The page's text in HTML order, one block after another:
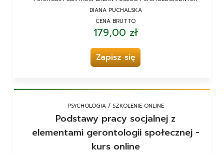
DIANA PUCHALSKA
CENA BRUTTO
179,00 zł
Zapisz się
PSYCHOLOGIA / SZKOLENIE ONLINE
Podstawy pracy socjalnej z
elementami gerontologii społecznej -
kurs online